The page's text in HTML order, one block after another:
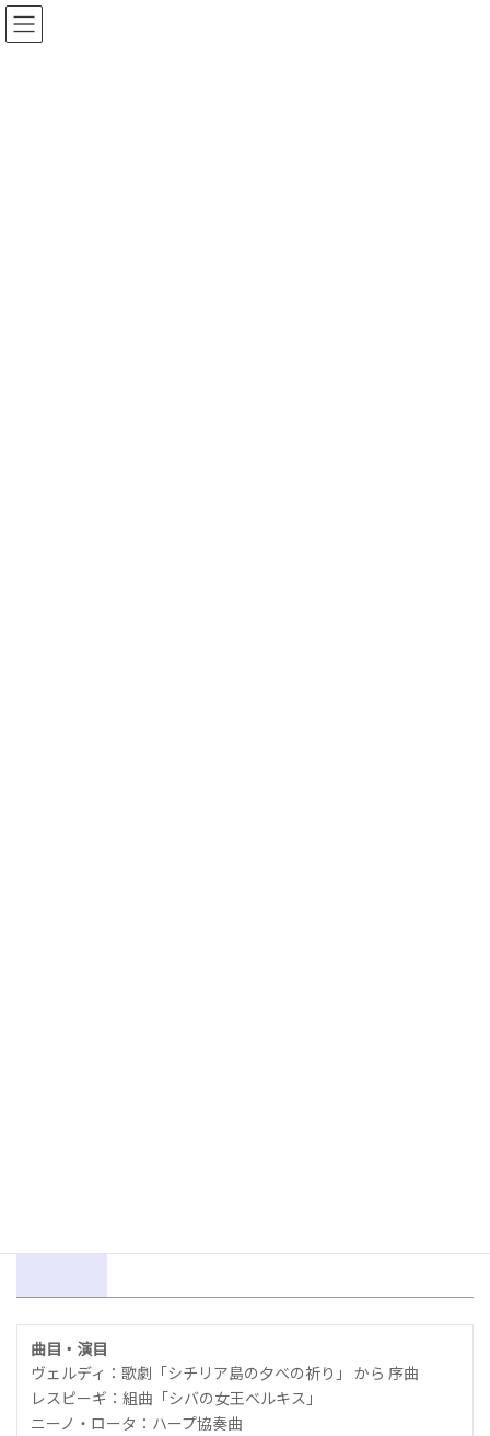
曲目・演目
ヴェルディ：歌劇「シチリア島の夕べの祈り」 から 序曲
レスピーギ：組曲「シバの女王ベルキス」
ニーノ・ロータ：ハープ協奏曲